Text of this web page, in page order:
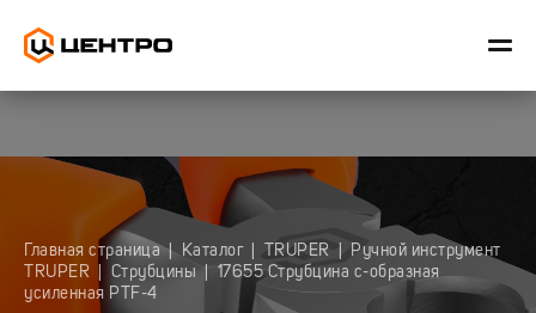
ИЗМЕРИТЕЛЬНЫЙ
ИНСТРУМЕНТ
ЦЕНТРО
РУЧНОЙ
ИНСТРУМЕНТ
ЦЕНТРО
САДОВЫЙ
ИНВЕНТАРЬ
ЦЕНТРО
ЦЕНТРО
Главная страница | Каталог TRUPER
Ручной инструмент
TRUPER | Струбцины
17655 Струбцина с-образная
усиленная PTF-4